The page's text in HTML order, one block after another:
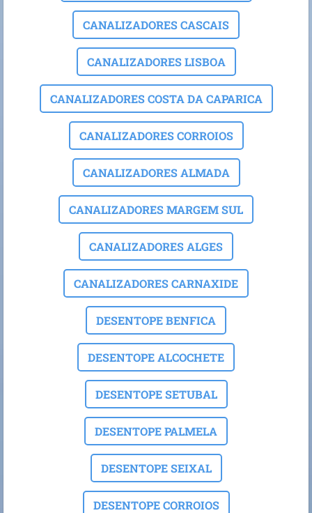
CANALIZADORES CASCAIS
CANALIZADORES LISBOA
CANALIZADORES COSTA DA CAPARICA
CANALIZADORES CORROIOS
CANALIZADORES ALMADA
CANALIZADORES MARGEM SUL
CANALIZADORES ALGES
CANALIZADORES CARNAXIDE
DESENTOPE BENFICA
DESENTOPE ALCOCHETE
DESENTOPE SETUBAL
DESENTOPE PALMELA
DESENTOPE SEIXAL
DESENTOPE CORROIOS